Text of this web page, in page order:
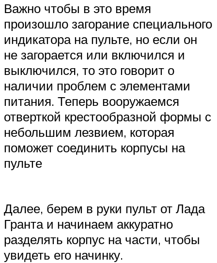
Важно чтобы в это время
произошло загорание специального
индикатора на пульте, но если он
не загорается или включился и
выключился, то это говорит о
наличии проблем с элементами
питания. Теперь вооружаемся
отверткой крестообразной формы с
небольшим лезвием, которая
поможет соединить корпусы на
пульте
Далее, берем в руки пульт от Лада
Гранта и начинаем аккуратно
разделять корпус на части, чтобы
увидеть его начинку.